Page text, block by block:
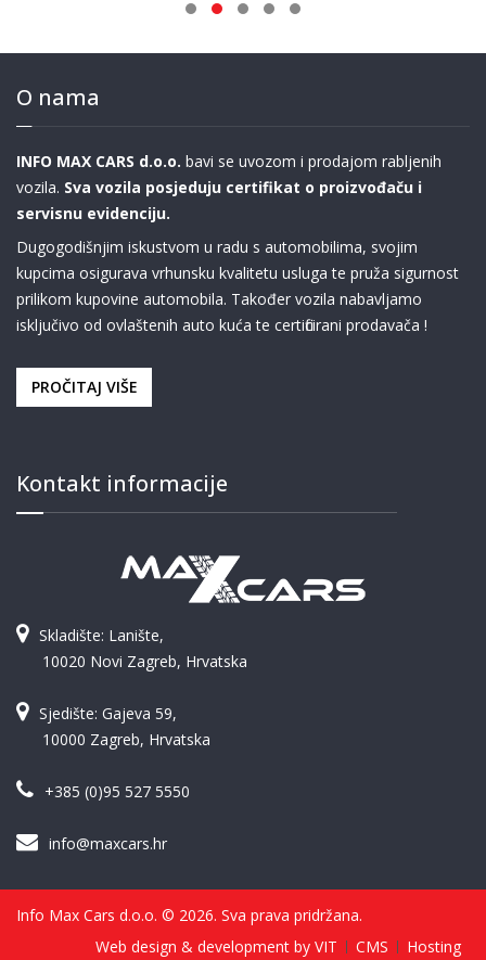
O nama
INFO MAX CARS d.o.o. bavi se uvozom i prodajom rabljenih
vozila. Sva vozila posjeduju certifikat o proizvođaču i
servisnu evidenciju.
Dugogodišnjim iskustvom u radu s automobilima, svojim
kupcima osigurava vrhunsku kvalitetu usluga te pruža sigurnost
prilikom kupovine automobila. Također vozila nabavljamo
isključivo od ovlaštenih auto kuća te certificirani prodavača !
PROČITAJ VIŠE
Kontakt informacije
Skladište: Lanište,
10020 Novi Zagreb, Hrvatska
Sjedište: Gajeva 59,
10000 Zagreb, Hrvatska
+385 (0)95 527 5550
info@maxcars.hr
Info Max Cars d.o.o. © 2026. Sva prava pridržana.
Web design & development by VIT
CMS Hosting